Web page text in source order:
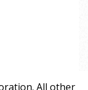
All other